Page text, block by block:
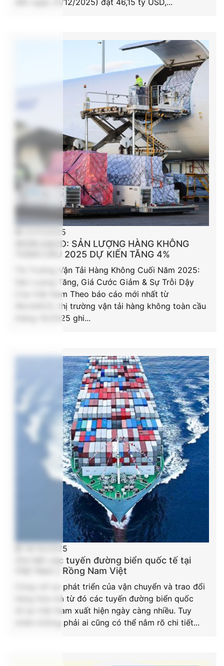
đến ngày 31/12/2025) đạt 46,15 tỷ USD,...
21/11/2025
WORLDACD: SẢN LƯỢNG HÀNG KHÔNG
TOÀN CẦU 2025 DỰ KIẾN TĂNG 4%
Thị Trường Vận Tải Hàng Không Cuối Năm 2025:
Sản Lượng Tăng, Giá Cước Giảm & Sự Trỗi Dậy
Của Việt Nam Theo báo cáo mới nhất từ
WorldACD, thị trường vận tải hàng không toàn cầu
tháng 10/2025 ghi...
16/10/2025
Chi tiết các tuyến đường biển quốc tế tại
Việt Nam | Rồng Nam Việt
Cùng với sự phát triển của vận chuyển và trao đổi
hàng hóa mà từ đó các tuyến đường biển quốc
tế tại Việt Nam xuất hiện ngày càng nhiều. Tuy
nhiên không phải ai cũng có thể nắm rõ chi tiết...